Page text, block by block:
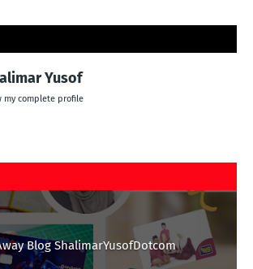
Yusof
my complete profile
Blog ShalimarYusofDotcom